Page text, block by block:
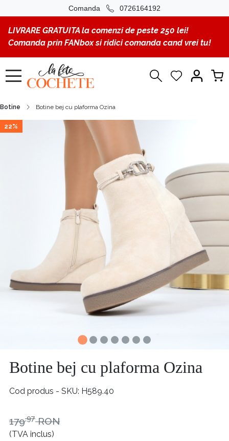
Comanda 0726164192
LIVRARE GRATUITA la comenzi de peste 250 lei!
Comanda prin FANbox si ridici comanda cand vrei tu!
Botine Botine bej cu plaforma Ozina
22%
Botine bej cu plaforma Ozina
Cod produs - SKU H589.40
(TVA inclus)
179,97 RON